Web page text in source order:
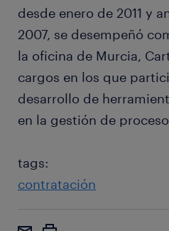
desde enero de 2011 y
2007, se desempeñó
la oficina de Murcia,
cargos en los que
desarrollo de
en la gestión de
tags:
contratación